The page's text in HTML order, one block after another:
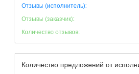
Отзывы (исполнитель):
Отзывы (заказчик):
Количество отзывов:
Количество предложений от